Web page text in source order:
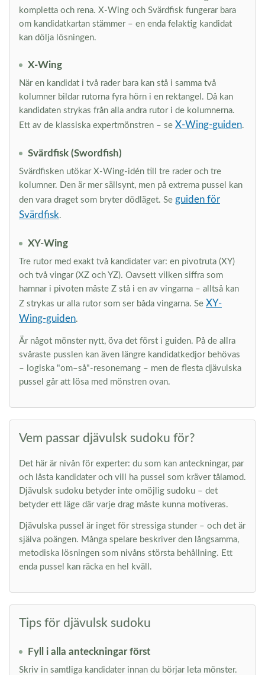
kompletta och rena. X-Wing och Svärdfisk fungerar bara
om kandidatkartan stämmer – en enda felaktig kandidat
kan dölja lösningen.
X-Wing
När en kandidat i två rader bara kan stå i samma två
kolumner bildar rutorna fyra hörn i en rektangel. Då kan
kandidaten strykas från alla andra rutor i de kolumnerna.
Ett av de klassiska expertmönstren – se X-Wing-guiden.
Svärdfisk (Swordfish)
Svärdfisken utökar X-Wing-idén till tre rader och tre
kolumner. Den är mer sällsynt, men på extrema pussel kan
den vara draget som bryter dödläget. Se guiden för
Svärdfisk.
XY-Wing
Tre rutor med exakt två kandidater var: en pivotruta (XY)
och två vingar (XZ och YZ). Oavsett vilken siffra som
hamnar i pivoten måste Z stå i en av vingarna – alltså kan
Z strykas ur alla rutor som ser båda vingarna. Se XY-
Wing-guiden.
Är något mönster nytt, öva det först i guiden. På de allra
svåraste pusslen kan även längre kandidatkedjor behövas
– logiska "om–så"-resonemang – men de flesta djävulska
pussel går att lösa med mönstren ovan.
Vem passar djävulsk sudoku för?
Det här är nivån för experter: du som kan anteckningar, par
och låsta kandidater och vill ha pussel som kräver tålamod.
Djävulsk sudoku betyder inte omöjlig sudoku – det
betyder ett läge där varje drag måste kunna motiveras.
Djävulska pussel är inget för stressiga stunder – och det är
själva poängen. Många spelare beskriver den långsamma,
metodiska lösningen som nivåns största behållning. Ett
enda pussel kan räcka en hel kväll.
Tips för djävulsk sudoku
Fyll i alla anteckningar först
Skriv in samtliga kandidater innan du börjar leta mönster.